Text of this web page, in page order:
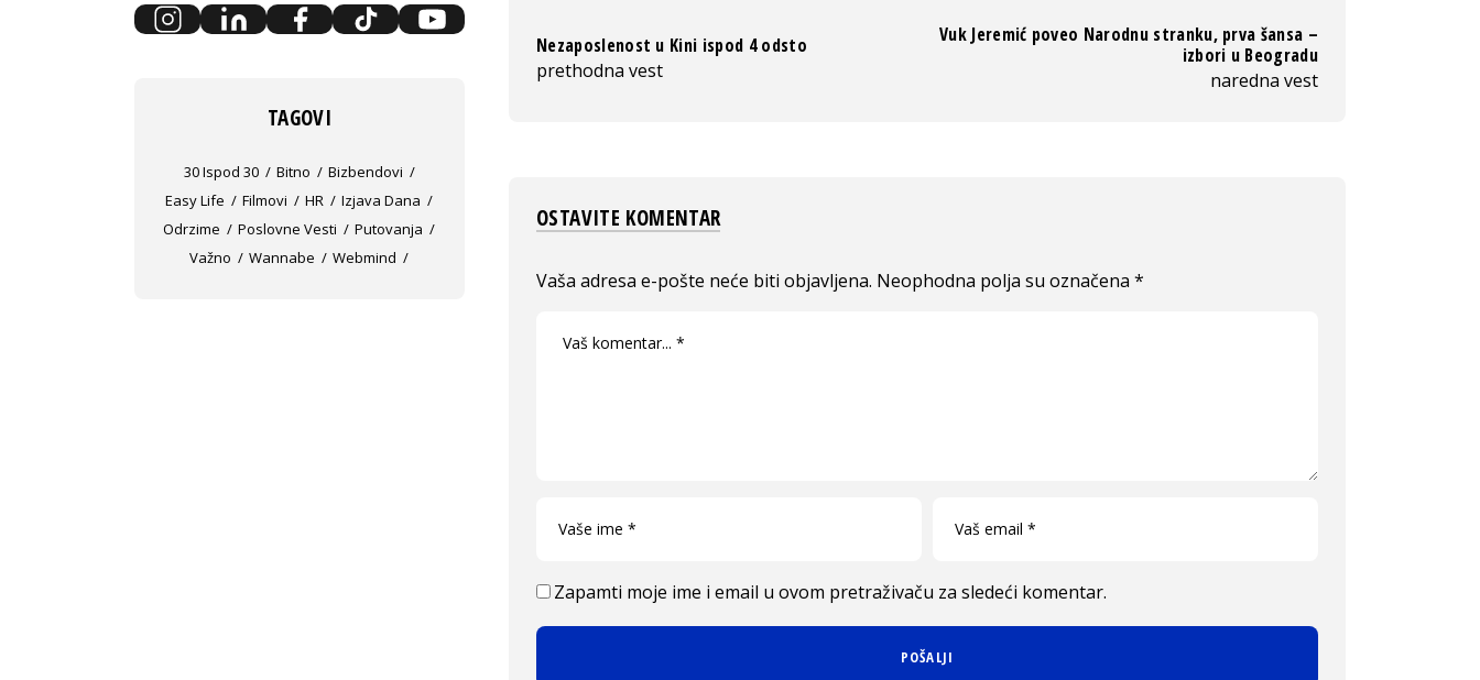
Nezaposlenost u Kini ispod 4 odsto
prethodna vest
Vuk Jeremić poveo Narodnu stranku, prva šansa –
izbori u Beogradu
naredna vest
OSTAVITE KOMENTAR
Vaša adresa e-pošte neće biti objavljena. Neophodna polja su označena *
Zapamti moje ime i email u ovom pretraživaču za sledeći komentar.
TAGOVI
30 Ispod 30 Bitno
Bizbendovi
Easy Life
Filmovi HR
Izjava Dana
Odrzime
Poslovne Vesti
Putovanja
Važno
Wannabe Webmind